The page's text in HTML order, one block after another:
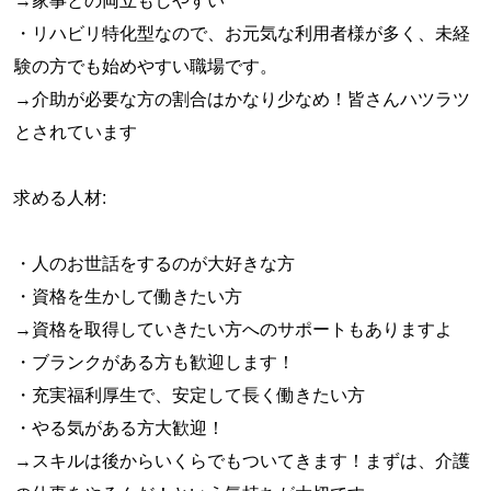
・リハビリ特化型なので、お元気な利用者様が多く、未経
験の方でも始めやすい職場です。
→介助が必要な方の割合はかなり少なめ！皆さんハツラツ
とされています
求める人材:
・人のお世話をするのが大好きな方
・資格を生かして働きたい方
→資格を取得していきたい方へのサポートもありますよ
・ブランクがある方も歓迎します！
・充実福利厚生で、安定して長く働きたい方
・やる気がある方大歓迎！
→スキルは後からいくらでもついてきます！まずは、介護